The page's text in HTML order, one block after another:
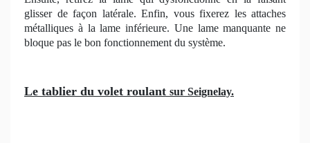
glisser de façon latérale. Enfin, vous fixerez les attaches
métalliques à la lame inférieure. Une lame manquante ne
bloque pas le bon fonctionnement du système.
Le tablier du volet roulant sur Seignelay.